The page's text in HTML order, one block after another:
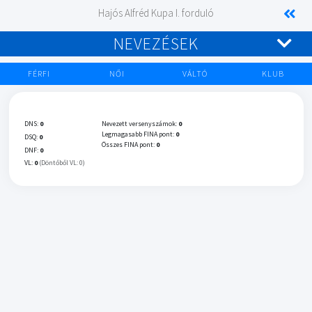
Hajós Alfréd Kupa I. forduló
NEVEZÉSEK
FÉRFI NŐI VÁLTÓ KLUB
DNS: 0
DSQ: 0
DNF: 0
VL: 0 (Döntőből VL: 0)
Nevezett versenyszámok: 0
Legmagasabb FINA pont: 0
Összes FINA pont: 0